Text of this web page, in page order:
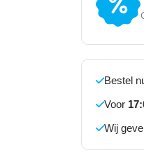
Bestel
Voor
Wij